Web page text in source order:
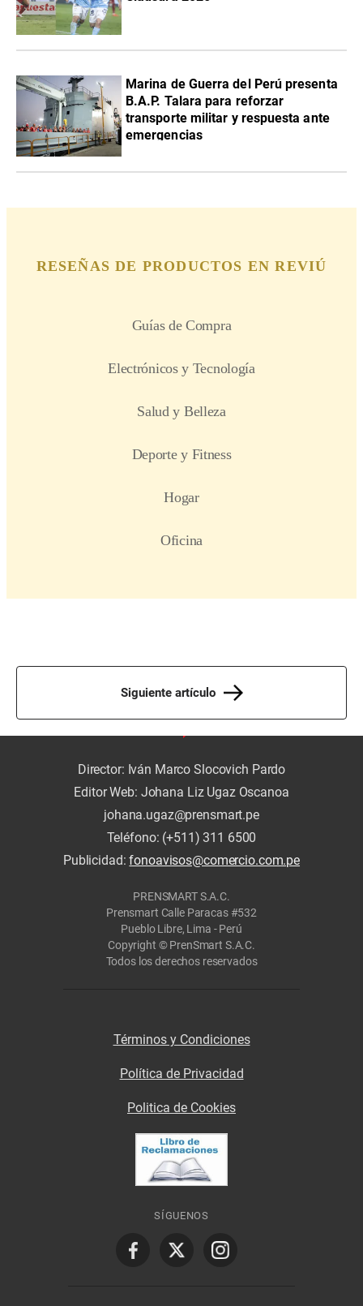
Marina de Guerra del Perú presenta
B.A.P. Talara para reforzar
transporte militar y respuesta ante
emergencias
Siguiente artículo
Director: Iván Marco Slocovich Pardo
Editor Web: Johana Liz Ugaz Oscanoa
johana.ugaz@prensmart.pe
Teléfono: (+511) 311 6500
Publicidad:fonoavisos@comercio.com.pe
PRENSMART S.A.C.
Prensmart Calle Paracas #532
Pueblo Libre, Lima - Perú
Copyright © PrenSmart S.A.C.
Todos los derechos reservados
Términos y Condiciones
Política de Privacidad
Politica de Cookies
SÍGUENOS